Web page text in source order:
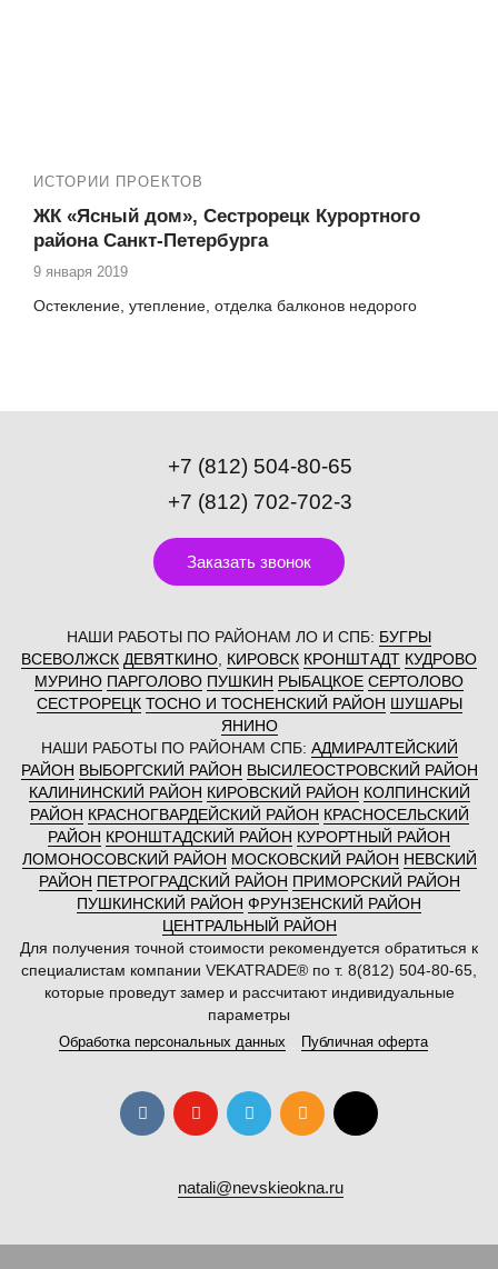
ИСТОРИИ ПРОЕКТОВ
ЖК «Ясный дом», Сестрорецк Курортного
района Санкт-Петербурга
9 января 2019
Остекление, утепление, отделка балконов недорого
+7 (812) 504-80-65
+7 (812) 702-702-3
Заказать звонок
НАШИ РАБОТЫ ПО РАЙОНАМ ЛО И СПБ: БУГРЫ
ВСЕВОЛЖСК ДЕВЯТКИНО КИРОВСК КРОНШТАДТ КУДРОВО
МУРИНО ПАРГОЛОВО ПУШКИН РЫБАЦКОЕ СЕРТОЛОВО
СЕСТРОРЕЦК ТОСНО И ТОСНЕНСКИЙ РАЙОН ШУШАРЫ
ЯНИНО
НАШИ РАБОТЫ ПО РАЙОНАМ СПБ: АДМИРАЛТЕЙСКИЙ
РАЙОН ВЫБОРГСКИЙ РАЙОН ВЫСИЛЕОСТРОВСКИЙ РАЙОН
КАЛИНИНСКИЙ РАЙОН КИРОВСКИЙ РАЙОН КОЛПИНСКИЙ
РАЙОН КРАСНОГВАРДЕЙСКИЙ РАЙОН КРАСНОСЕЛЬСКИЙ
РАЙОН КРОНШТАДСКИЙ РАЙОН КУРОРТНЫЙ РАЙОН
ЛОМОНОСОВСКИЙ РАЙОН МОСКОВСКИЙ РАЙОН НЕВСКИЙ
РАЙОН ПЕТРОГРАДСКИЙ РАЙОН ПРИМОРСКИЙ РАЙОН
ПУШКИНСКИЙ РАЙОН ФРУНЗЕНСКИЙ РАЙОН
ЦЕНТРАЛЬНЫЙ РАЙОН
Для получения точной стоимости рекомендуется обратиться к
специалистам компании VEKATRADE® по т. 8(812) 504-80-65,
которые проведут замер и рассчитают индивидуальные
параметры
Обработка персональных данных Публичная оферта
natali@nevskieokna.ru